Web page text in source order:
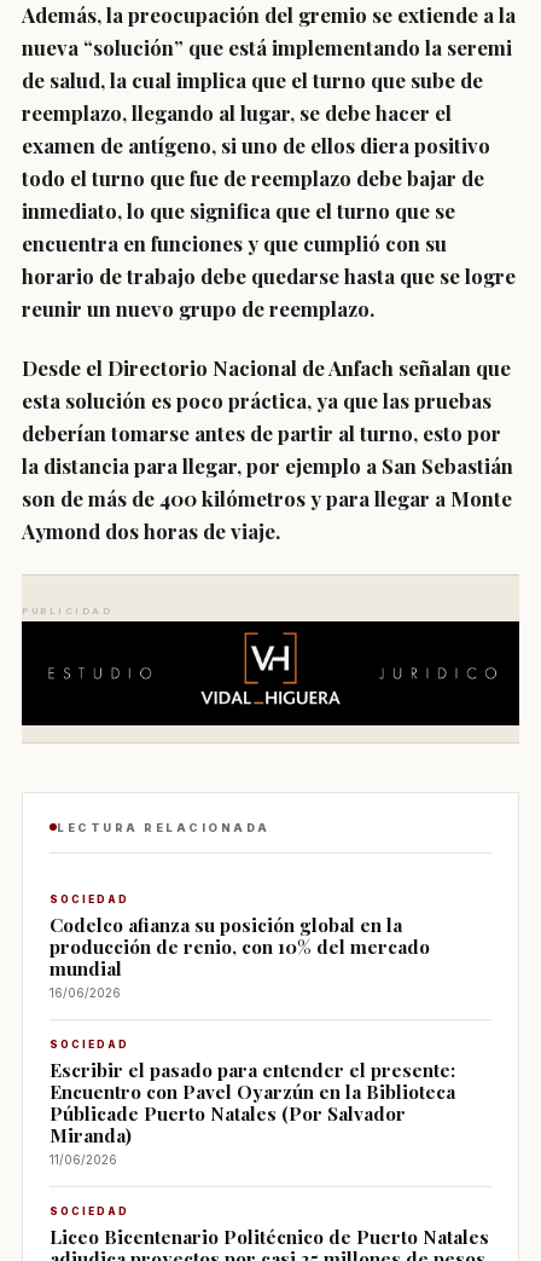
Además, la preocupación del gremio se extiende a la
nueva “solución” que está implementando la seremi
de salud, la cual implica que el turno que sube de
reemplazo, llegando al lugar, se debe hacer el
examen de antígeno, si uno de ellos diera positivo
todo el turno que fue de reemplazo debe bajar de
inmediato, lo que significa que el turno que se
encuentra en funciones y que cumplió con su
horario de trabajo debe quedarse hasta que se logre
reunir un nuevo grupo de reemplazo.
Desde el Directorio Nacional de Anfach señalan que
esta solución es poco práctica, ya que las pruebas
deberían tomarse antes de partir al turno, esto por
la distancia para llegar, por ejemplo a San Sebastián
son de más de 400 kilómetros y para llegar a Monte
Aymond dos horas de viaje.
PUBLICIDAD
LECTURA RELACIONADA
SOCIEDAD
Codelco afianza su posición global en la
producción de renio, con 10% del mercado
mundial
16/06/2026
SOCIEDAD
Escribir el pasado para entender el presente:
Encuentro con Pavel Oyarzún en la Biblioteca
Públicade Puerto Natales (Por Salvador
Miranda)
11/06/2026
SOCIEDAD
Liceo Bicentenario Politécnico de Puerto Natales